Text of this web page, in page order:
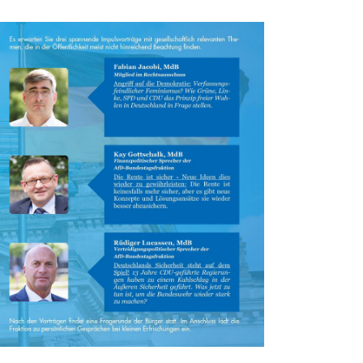
Ansichten,
Navigation